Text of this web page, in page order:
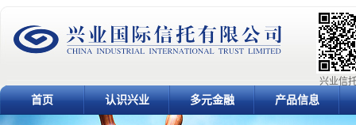
兴业信
首页 认识兴业 多元金融 产品信息